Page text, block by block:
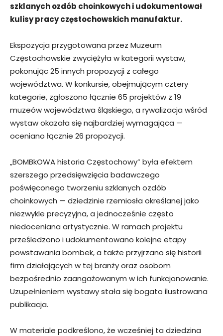
szklanych ozdób choinkowych i udokumentował
kulisy pracy częstochowskich manufaktur.
Ekspozycja przygotowana przez Muzeum
Częstochowskie zwyciężyła w kategorii wystaw,
pokonując 25 innych propozycji z całego
województwa. W konkursie, obejmującym cztery
kategorie, zgłoszono łącznie 65 projektów z 19
muzeów województwa śląskiego, a rywalizacja wśród
wystaw okazała się najbardziej wymagająca —
oceniano łącznie 26 propozycji.
„BOMBkOWA historia Częstochowy” była efektem
szerszego przedsięwzięcia badawczego
poświęconego tworzeniu szklanych ozdób
choinkowych — dziedzinie rzemiosła określanej jako
niezwykle precyzyjna, a jednocześnie często
niedoceniana artystycznie. W ramach projektu
prześledzono i udokumentowano kolejne etapy
powstawania bombek, a także przyjrzano się historii
firm działających w tej branży oraz osobom
bezpośrednio zaangażowanym w ich funkcjonowanie.
Uzupełnieniem wystawy stała się bogato ilustrowana
publikacja.
W materiale podkreślono, że wcześniej ta dziedzina